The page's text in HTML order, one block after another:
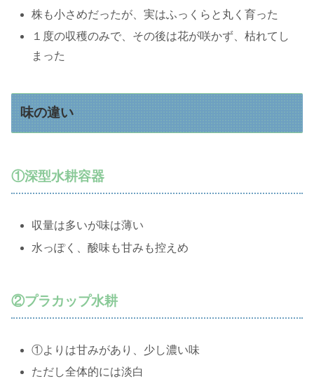
株も小さめだったが、実はふっくらと丸く育った
１度の収穫のみで、その後は花が咲かず、枯れてし
まった
味の違い
①深型水耕容器
収量は多いが味は薄い
水っぽく、酸味も甘みも控えめ
②プラカップ水耕
①よりは甘みがあり、少し濃い味
ただし全体的には淡白